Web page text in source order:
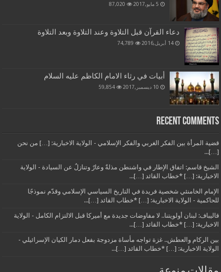
5 مايو,2017 87,020
دعاء القرآن قبل التلاوة وعند التلاوة وبعد التلاوة
14 أبريل,2016 74,789
أبيات في رثاء الامام الكاظم عليه السلام
10 ديسمبر,2017 59,854
Recent Comments
قضية المرأة بين الفكر الغربي والفكر الإسلامي - الولاية الاخبارية: […] من نحن
[…]...
الشيخ قاسم: اتفاق الإطار في واشنطن مذلةٌ وعارٌ وتنازلٌ عن السيادة - الولاية
الاخبارية: […] *خطاب القائد […]...
الإمام الخامنئي شخصية فريدة في التاريخ السياسي الإسلامي وقدّم نموذجًا
للحاكمية - الولاية الاخبارية: […] *خطاب القائد […]...
قاليباف: لبنان أولويتنا.. لا مفاوضات جديدة مع أميركا قبل الالتزام الكامل - الولاية
الاخبارية: […] *خطاب القائد […]...
بين الركام والعطش.. غزة تواجه مأساة مزدوجة بفعل دمار الكيان الإسرائيلي -
الولاية الاخبارية: […] *خطاب القائد […]...